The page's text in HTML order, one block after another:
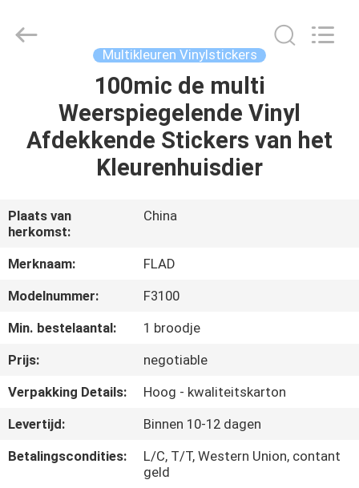
PRODUCTEN
ONS
FABRIEKSTOCHT
KWALITEITSCONTROLE
NEEM
CONTACT
MET
ONS
Co.,Ltd.
Multikleuren Vinylstickers
100mic de multi
Weerspiegelende Vinyl
Afdekkende Stickers van het
Kleurenhuisdier
Plaats van
herkomst:
China
Merknaam:
FLAD
Modelnummer:
F3100
Min. bestelaantal:
1 broodje
Prijs:
negotiable
Verpakking Details:
Hoog - kwaliteitskarton
Levertijd:
Binnen 10-12 dagen
Betalingscondities:
L/C, T/T, Western Union, contant
geld